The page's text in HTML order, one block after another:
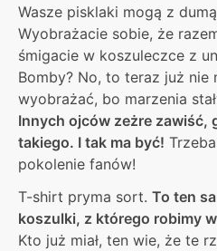
Wasze pisklaki mogą z
Wyobrażacie sobie, że
śmigacie w koszuleczce z
Bomby? No, to teraz już nie
wyobrażać, bo marzenia
Innych ojców zeżre zawiść,
takiego. I tak ma być!
pokolenie fanów!
T-shirt pryma sort. To ten
koszulki, z którego robimy
Kto już miał, ten wie, że te